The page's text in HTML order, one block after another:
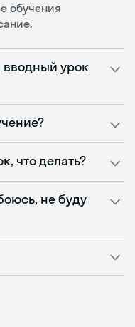
обучения
вводный урок
что делать?
не буду